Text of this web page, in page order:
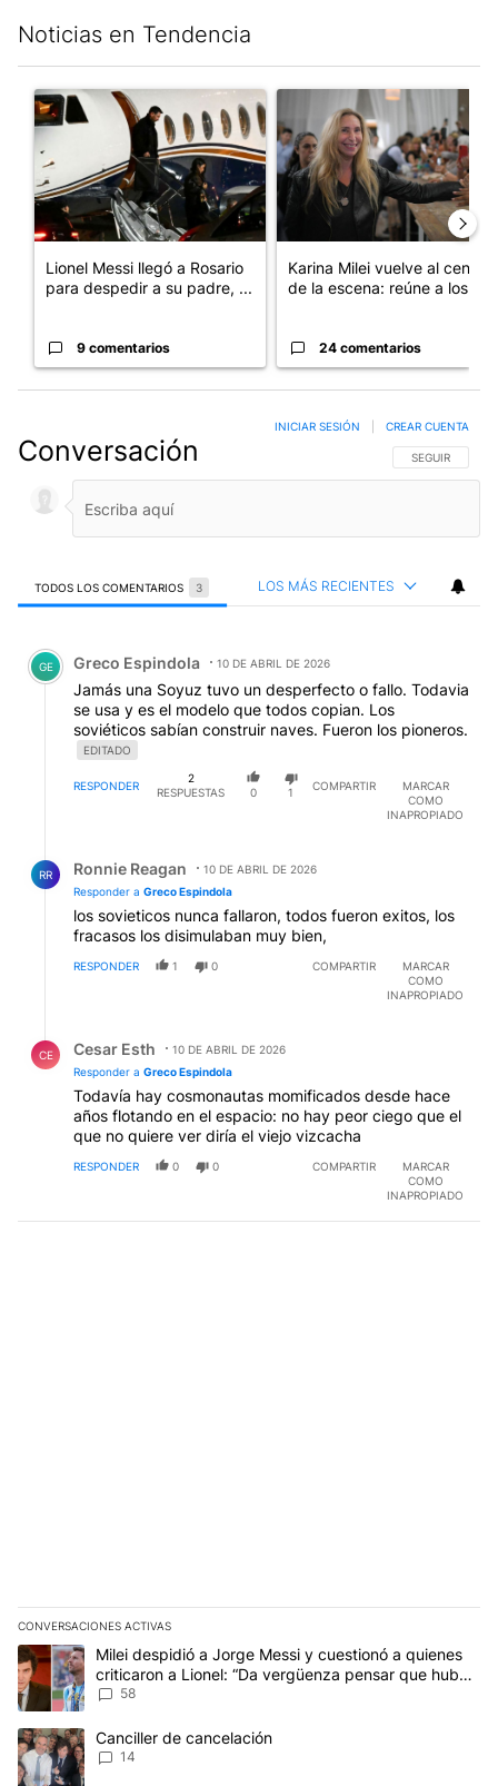
Noticias en Tendencia
Un artículo de tendencia con el título "Lionel Messi llegó a
Lionel Messi llegó a Rosario
para despedir a su padre, ...
9 comentarios
Un artículo de tendencia
Karina Milei vuelve al centro
de la escena: reúne a los...
24 comentarios
Conversación SIGA ESTA
SEGUIR
INICIAR SESIÓN CREAR CUENTA
TODOS LOS COMENTARIOS 3 LOS MÁS RECIENTES
Comentario de Greco Espindola.
GE Greco Espindola 10 DE ABRIL DE 2026
Jamás una Soyuz tuvo un desperfecto o fallo. Todavia
se usa y es el modelo que todos copian. Los
soviéticos sabían construir naves. Fueron los pioneros.
EDITADO
RESPONDER
2
RESPUESTAS
0 1
COMPARTIR
MARCAR
COMO
INAPROPIADO
RR Ronnie Reagan
10 DE ABRIL DE 2026
Responder a Greco Espindola
los sovieticos nunca fallaron, todos fueron exitos, los
fracasos los disimulaban muy bien,
RESPONDER 1 0 COMPARTIR
MARCAR
COMO
INAPROPIADO
CE Cesar Esth
10 DE ABRIL DE 2026
Responder a Greco Espindola
Todavía hay cosmonautas momificados desde hace
años flotando en el espacio: no hay peor ciego que el
que no quiere ver diría el viejo vizcacha
RESPONDER 0 0 COMPARTIR
MARCAR
COMO
INAPROPIADO
CONVERSACIONES ACTIVAS
Este listado muestra los artículos con más comentarios en los
Un artículo de tendencia con el título "Milei despidió a Jorge
Milei despidió a Jorge Messi y cuestionó a quienes
criticaron a Lionel: “Da vergüenza pensar que hubo
anti-Messi”
58
Un artículo de tendencia con el título "Canciller de cancelación"
Canciller de cancelación
14